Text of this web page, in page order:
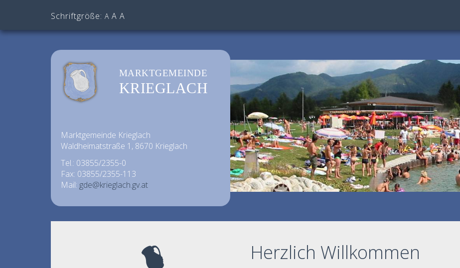
Schriftgröße: A A A
MARKTGEMEINDE
KRIEGLACH
Marktgemeinde Krieglach
Waldheimatstraße 1, 8670 Krieglach
Tel.: 03855/2355-0
Fax: 03855/2355-113
Mail: gde@krieglach.gv.at
Herzlich Willkommen